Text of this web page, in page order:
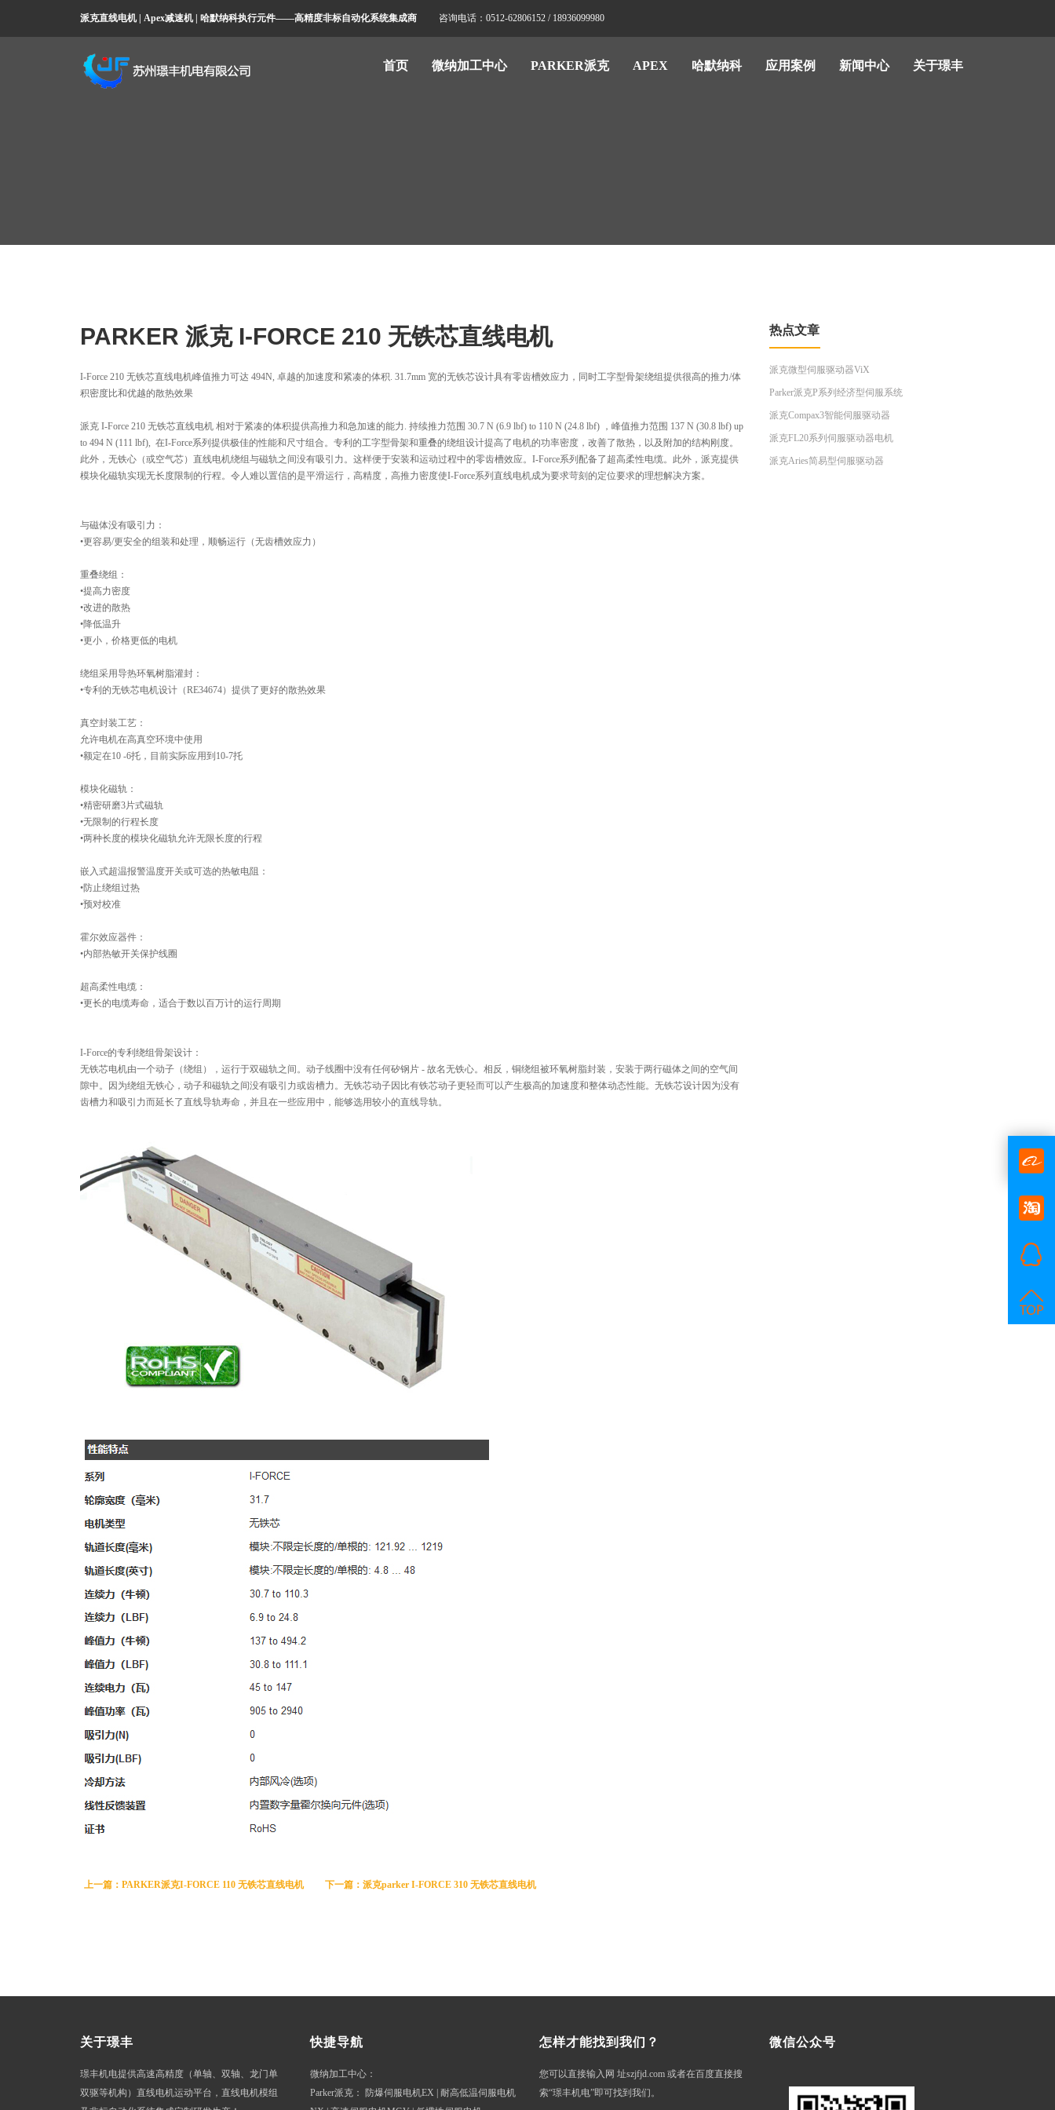
派克直线电机 | Apex减速机 | 哈默纳科执行元件——高精度非标自动化系统集成商 咨询电话：0512-62806152 / 18936099980
首页 微纳加工中心 PARKER派克 APEX 哈默纳科 应用案例 新闻中心 关于璟丰
PARKER 派克 I-FORCE 210 无铁芯直线电机
I-Force 210 无铁芯直线电机峰值推力可达 494N, 卓越的加速度和紧凑的体积. 31.7mm 宽的无铁芯设计具有零齿槽效应力，同时工字型骨架绕组提供很高的推力/体
积密度比和优越的散热效果
派克 I-Force 210 无铁芯直线电机 相对于紧凑的体积提供高推力和急加速的能力. 持续推力范围 30.7 N (6.9 lbf) to 110 N (24.8 lbf) ，峰值推力范围 137 N (30.8 lbf) up
to 494 N (111 lbf), 在I-Force系列提供极佳的性能和尺寸组合。专利的工字型骨架和重叠的绕组设计提高了电机的功率密度，改善了散热，以及附加的结构刚度。
此外，无铁心（或空气芯）直线电机绕组与磁轨之间没有吸引力。这样便于安装和运动过程中的零齿槽效应。I-Force系列配备了超高柔性电缆。此外，派克提供
模块化磁轨实现无长度限制的行程。令人难以置信的是平滑运行，高精度，高推力密度使I-Force系列直线电机成为要求苛刻的定位要求的理想解决方案。
与磁体没有吸引力：
•更容易/更安全的组装和处理，顺畅运行（无齿槽效应力）
重叠绕组：
•提高力密度
•改进的散热
•降低温升
•更小，价格更低的电机
绕组采用导热环氧树脂灌封：
•专利的无铁芯电机设计（RE34674）提供了更好的散热效果
真空封装工艺：
允许电机在高真空环境中使用
•额定在10 -6托，目前实际应用到10-7托
模块化磁轨：
•精密研磨3片式磁轨
•无限制的行程长度
•两种长度的模块化磁轨允许无限长度的行程
嵌入式超温报警温度开关或可选的热敏电阻：
•防止绕组过热
•预对校准
霍尔效应器件：
•内部热敏开关保护线圈
超高柔性电缆：
•更长的电缆寿命，适合于数以百万计的运行周期
I-Force的专利绕组骨架设计：
无铁芯电机由一个动子（绕组），运行于双磁轨之间。动子线圈中没有任何矽钢片 - 故名无铁心。相反，铜绕组被环氧树脂封装，安装于两行磁体之间的空气间
隙中。因为绕组无铁心，动子和磁轨之间没有吸引力或齿槽力。无铁芯动子因比有铁芯动子更轻而可以产生极高的加速度和整体动态性能。无铁芯设计因为没有
齿槽力和吸引力而延长了直线导轨寿命，并且在一些应用中，能够选用较小的直线导轨。
上一篇：PARKER派克I-FORCE 110 无铁芯直线电机 下一篇：派克parker I-FORCE 310 无铁芯直线电机
热点文章
派克微型伺服驱动器ViX
Parker派克P系列经济型伺服系统
派克Compax3智能伺服驱动器
派克FL20系列伺服驱动器电机
派克Aries简易型伺服驱动器
关于璟丰
璟丰机电提供高速高精度（单轴、双轴、龙门单
双驱等机构）直线电机运动平台，直线电机模组
快捷导航
微纳加工中心：
Parker派克： 防爆伺服电机EX| 耐高低温伺服电机
怎样才能找到我们？
您可以直接输入网 址szjfjd.com 或者在百度直接搜
索“璟丰机电”即可找到我们。
微信公众号